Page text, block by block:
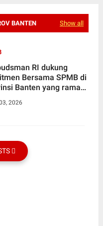
BANTEN Show all
RI dukung
Bersama SPMB di
Banten yang ramah,
dan tanpa
2026